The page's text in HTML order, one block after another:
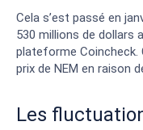
Cela s’est passé en
530 millions de dollars
plateforme Coincheck.
prix de NEM en raison
Les